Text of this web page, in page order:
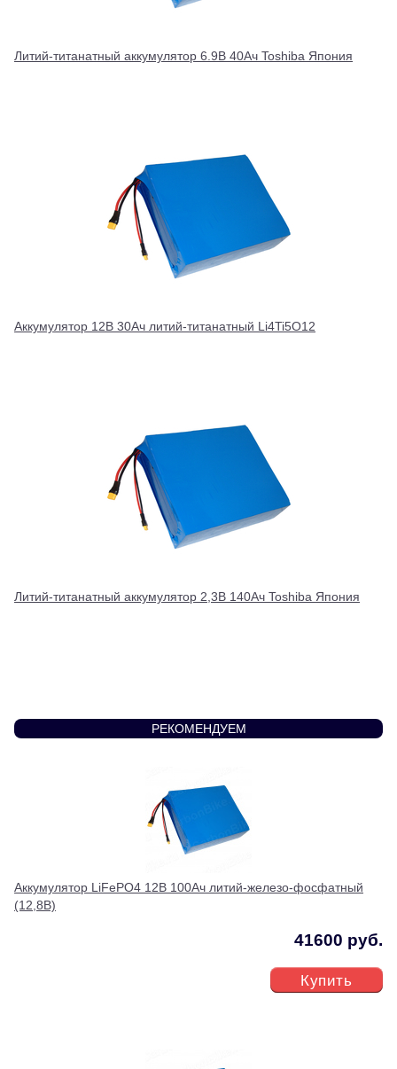
Литий-титанатный аккумулятор 6.9В 40Ач Toshiba Япония
Аккумулятор 12В 30Ач литий-титанатный Li4Ti5O12
Литий-титанатный аккумулятор 2,3В 140Ач Toshiba Япония
РЕКОМЕНДУЕМ
Аккумулятор LiFePO4 12В 100Ач литий-железо-фосфатный
(12,8В)
41600 руб.
Купить